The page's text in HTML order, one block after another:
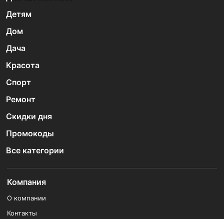
Детям
Дом
Дача
Красота
Спорт
Ремонт
Скидки дня
Промокоды
Все категории
Компания
О компании
Контакты